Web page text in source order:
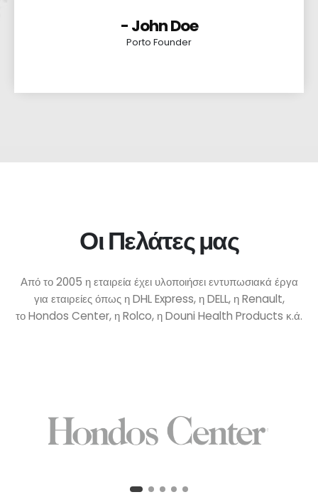
- John Doe
Porto Founder
Οι Πελάτες μας
Από το 2005 η εταιρεία έχει υλοποιήσει εντυπωσιακά έργα
για εταιρείες όπως η DHL Express, η DELL, η Renault,
το Hondos Center, η Rolco, η Douni Health Products κ.ά.